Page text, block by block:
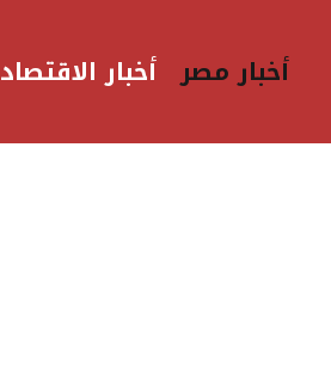
أخبار مصر أخبار الاقتصاد